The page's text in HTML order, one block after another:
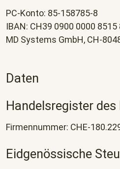
PC-Konto: 85-158785-8
IBAN: CH39 0900 0000 8515
MD Systems GmbH, CH-
Daten
Handelsregister
Firmennummer: CHE-
Eidgenössische